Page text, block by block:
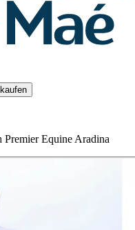
Equine Aradina